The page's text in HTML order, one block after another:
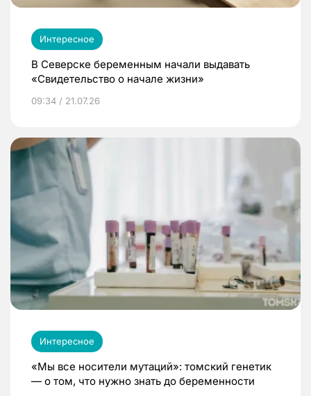
Интересное
В Северске беременным начали выдавать
«Свидетельство о начале жизни»
09:34 / 21.07.26
Интересное
«Мы все носители мутаций»: томский генетик
— о том, что нужно знать до беременности